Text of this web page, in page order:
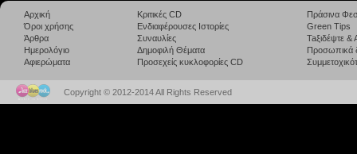
Αρχική
Όροι χρήσης
Άρθρα
Ημερολόγιο
Αφιερώματα
Κριτικές CD
Ενδιαφέρουσες Ιστορίες
Συναυλίες
Δημοφιλή Θέματα
Προσεχείς κυκλοφορίες CD
Πράσινα
Green Tips
Taξιδέψτε
Προσωπικά
Copyright © 2012-2014 All Rights Reserved